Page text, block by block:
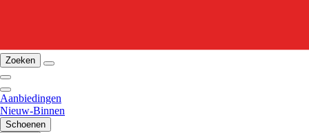
Zoeken
Aanbiedingen
Nieuw-Binnen
Schoenen